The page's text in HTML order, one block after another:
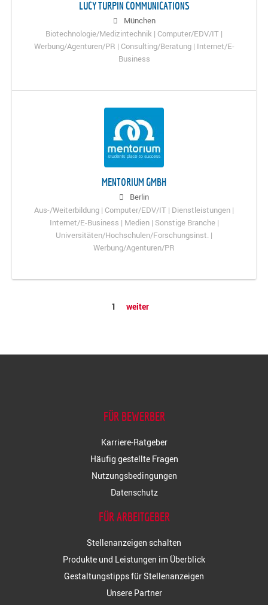
LUCY TURPIN COMMUNICATIONS
München
Biotechnologie/Medizintechnik | Computer/EDV/IT |
Werbung/Agenturen/PR | Consulting/Beratung | Internet/E-
Business
MENTORIUM GMBH
Berlin
Aus-/Weiterbildung | Computer/EDV/IT | Dienstleistungen |
Internet/E-Business | Medien | Sonstige Branche |
Universitäten/Hochschulen/Forschungsinst. |
Werbung/Agenturen/PR
1 weiter
FÜR BEWERBER
Karriere-Ratgeber
Häufig gestellte Fragen
Nutzungsbedingungen
Datenschutz
FÜR ARBEITGEBER
Stellenanzeigen schalten
Produkte und Leistungen im Überblick
Gestaltungstipps für Stellenanzeigen
Unsere Partner